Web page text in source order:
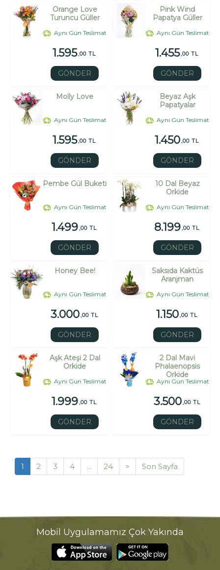
Orange Love
Turuncu Güller
Aynı Gün Teslimat
1.595,00 TL
GÖNDER
Pink Wind
Papatya Güller
Aynı Gün Teslimat
1.455,00 TL
GÖNDER
Molly Love
Aynı Gün Teslimat
1.595,00 TL
GÖNDER
Beyaz Aşk
Papatyalar
Aynı Gün Teslimat
1.450,00 TL
GÖNDER
Pembe Gül Buketi
Aynı Gün Teslimat
1.499,00 TL
GÖNDER
10 Dal Beyaz
Orkide
Aynı Gün Teslimat
8.199,00 TL
GÖNDER
Honey Bee!
Aynı Gün Teslimat
3.000,00 TL
GÖNDER
Saksıda Kaktüs
Aranjman
Aynı Gün Teslimat
1.150,00 TL
GÖNDER
Aşk Ateşi 2 Dal
Orkide
Aynı Gün Teslimat
1.999,00 TL
GÖNDER
2 Dal Mavi
Phalaenopsis
Orkide
Aynı Gün Teslimat
3.500,00 TL
GÖNDER
1 2 3 4 ... 24 > Son Sayfa
Mobil Uygulamamız Çok Yakında